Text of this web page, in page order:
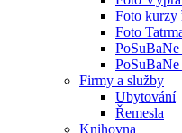
Foto kurzy
Foto
Firmy a služby
Ubytování
Řemesla
Knihovna